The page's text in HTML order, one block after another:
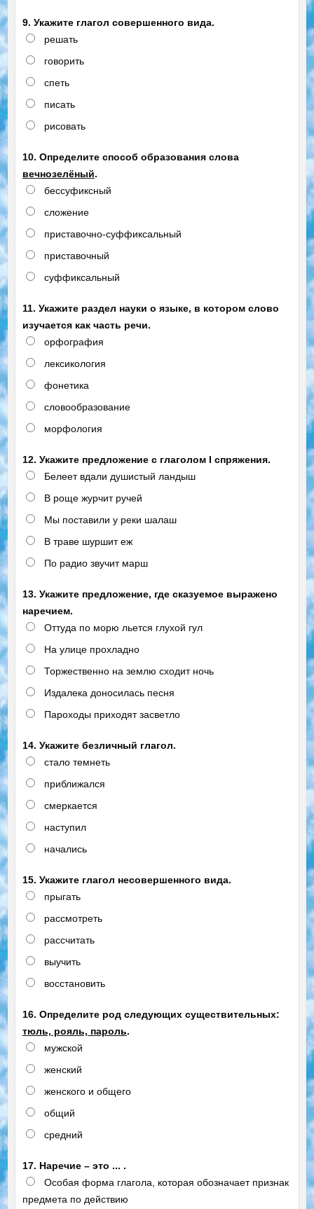
9. Укажите глагол совершенного вида.
решать
говорить
спеть
писать
рисовать
10. Определите способ образования слова
вечнозелёный.
бессуфиксный
сложение
приставочно-суффиксальный
приставочный
суффиксальный
11. Укажите раздел науки о языке, в котором слово
изучается как часть речи.
орфография
лексикология
фонетика
словообразование
морфология
12. Укажите предложение с глаголом I спряжения.
Белеет вдали душистый ландыш
В роще журчит ручей
Мы поставили у реки шалаш
В траве шуршит еж
По радио звучит марш
13. Укажите предложение, где сказуемое выражено
наречием.
Оттуда по морю льется глухой гул
На улице прохладно
Торжественно на землю сходит ночь
Издалека доносилась песня
Пароходы приходят засветло
14. Укажите безличный глагол.
стало темнеть
приближался
смеркается
наступил
начались
15. Укажите глагол несовершенного вида.
прыгать
рассмотреть
рассчитать
выучить
восстановить
16. Определите род следующих существительных:
тюль, рояль, пароль.
мужской
женский
женского и общего
общий
средний
17. Наречие – это ... .
Особая форма глагола, которая обозначает признак
предмета по действию